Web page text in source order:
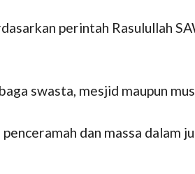
perintah Rasulullah
swasta, mesjid maupun
dan massa dalam